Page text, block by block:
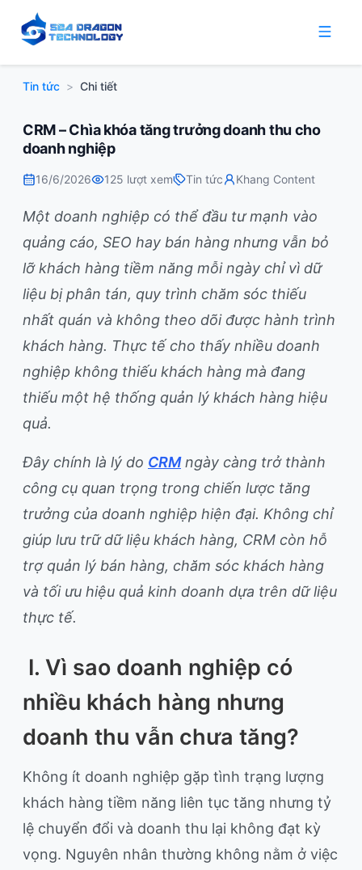
Tin tức > Chi tiết
CRM – Chìa khóa tăng trưởng doanh thu cho
doanh nghiệp
16/6/2026 125 lượt xem Tin tức Khang Content
Một doanh nghiệp có thể đầu tư mạnh vào
quảng cáo, SEO hay bán hàng nhưng vẫn bỏ
lỡ khách hàng tiềm năng mỗi ngày chỉ vì dữ
liệu bị phân tán, quy trình chăm sóc thiếu
nhất quán và không theo dõi được hành trình
khách hàng. Thực tế cho thấy nhiều doanh
nghiệp không thiếu khách hàng mà đang
thiếu một hệ thống quản lý khách hàng hiệu
quả.
Đây chính là lý do CRMngày càng trở thành
công cụ quan trọng trong chiến lược tăng
trưởng của doanh nghiệp hiện đại. Không chỉ
giúp lưu trữ dữ liệu khách hàng, CRM còn hỗ
trợ quản lý bán hàng, chăm sóc khách hàng
và tối ưu hiệu quả kinh doanh dựa trên dữ liệu
thực tế.
I. Vì sao doanh nghiệp có
nhiều khách hàng nhưng
doanh thu vẫn chưa tăng?
Không ít doanh nghiệp gặp tình trạng lượng
khách hàng tiềm năng liên tục tăng nhưng tỷ
lệ chuyển đổi và doanh thu lại không đạt kỳ
vọng. Nguyên nhân thường không nằm ở việc